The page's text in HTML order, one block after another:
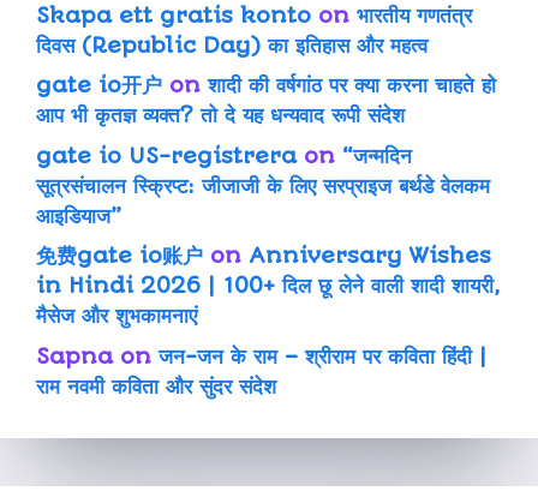
Skapa ett gratis konto on भारतीय गणतंत्र
दिवस (Republic Day) का इतिहास और महत्व
gate io开户 onशादी की वर्षगांठ पर क्या करना चाहते हो
आप भी कृतज्ञ व्यक्त? तो दे यह धन्यवाद रूपी संदेश
gate io US-registreraon “जन्मदिन
सूत्रसंचालन स्क्रिप्ट: जीजाजी के लिए सरप्राइज बर्थडे वेलकम
आइडियाज”
免费gate io账户 on Anniversary Wishes
in Hindi 2026 | 100+ दिल छू लेने वाली शादी शायरी,
मैसेज और शुभकामनाएं
Sapnaonजन-जन के राम – श्रीराम पर कविता हिंदी |
राम नवमी कविता और सुंदर संदेश